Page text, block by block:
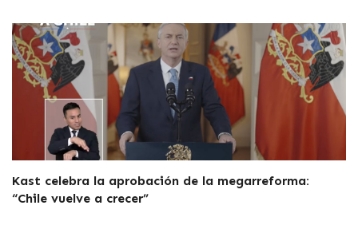
Kast celebra la aprobación de la megarreforma:
“Chile vuelve a crecer”